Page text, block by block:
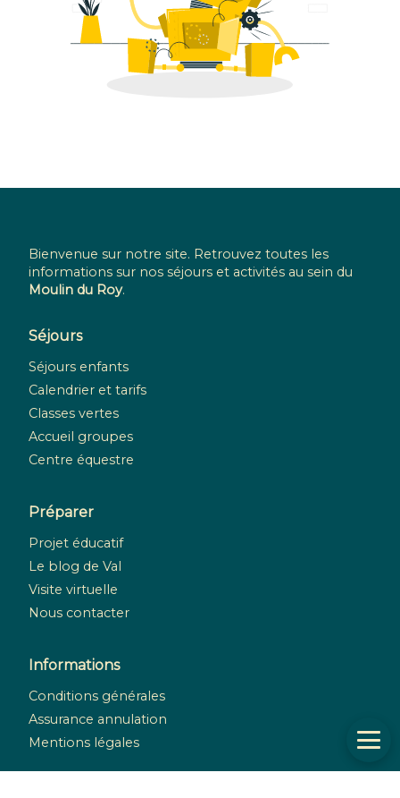
Bienvenue sur notre site. Retrouvez toutes les
informations sur nos séjours et activités au sein du
Moulin du Roy.
Séjours
Séjours enfants
Calendrier et tarifs
Classes vertes
Accueil groupes
Centre équestre
Préparer
Projet éducatif
Le blog de Val
Visite virtuelle
Nous contacter
Informations
Conditions générales
Assurance annulation
Mentions légales